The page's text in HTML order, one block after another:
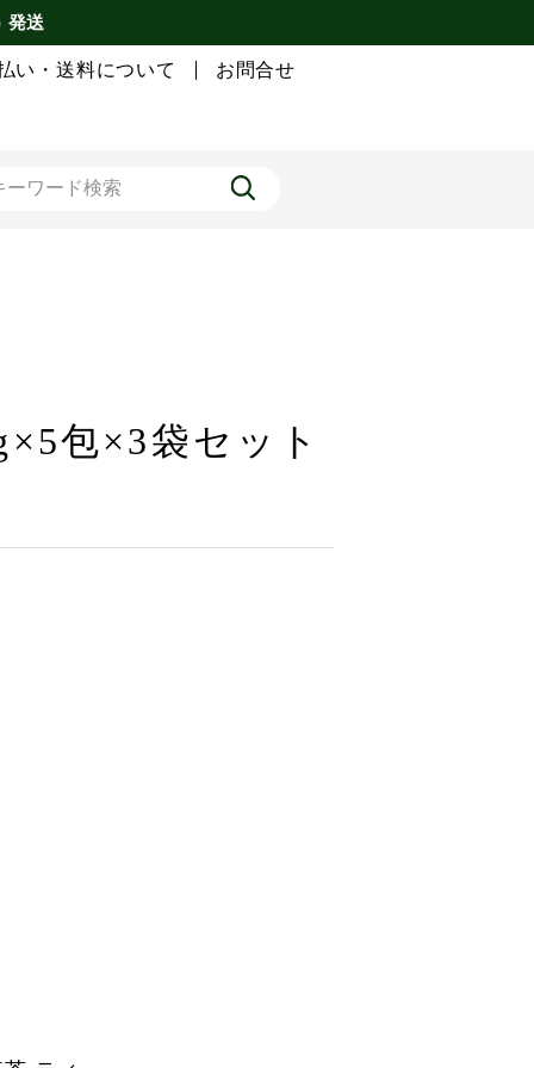
発送
い・送料について お問合せ
包×3袋セット